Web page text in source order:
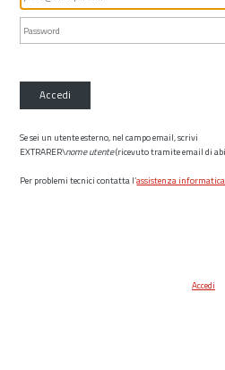
Accedi
Se sei un utente esterno, nel campo email, scrivi
EXTRARER\nome utente(ricevuto tramite email di
Per problemi tecnici contatta l’assistenza informatica
Accedi